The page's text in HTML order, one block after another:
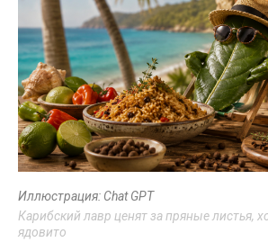
Иллюстрация: Chat GPT
Карибский лавр ценят за пряные листья,
ядовито